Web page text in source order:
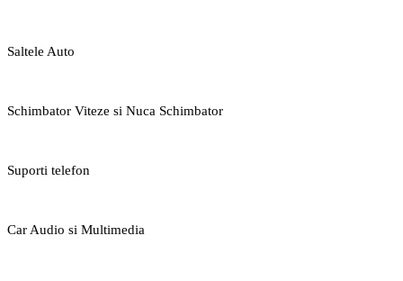
Saltele Auto
Schimbator Viteze si Nuca Schimbator
Suporti telefon
Car Audio si Multimedia